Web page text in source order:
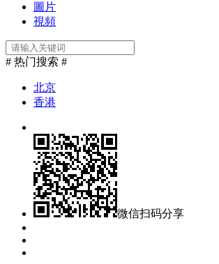
圖片
視頻
# 热门搜索 #
北京
香港
微信扫码分享